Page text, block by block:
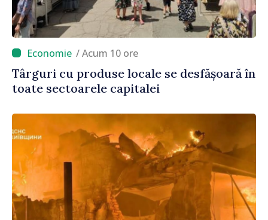
/ Acum 10 ore
Târguri cu produse locale se desfășoară în
toate sectoarele capitalei